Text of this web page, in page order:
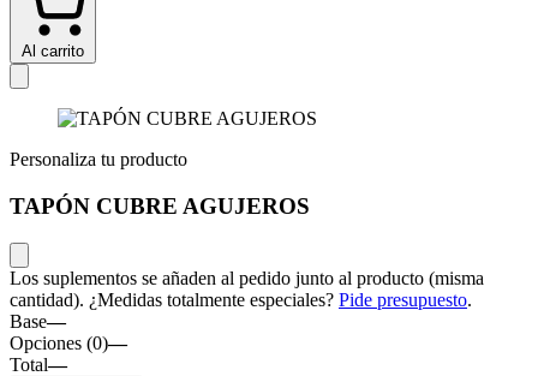
Al carrito
Personaliza tu producto
TAPÓN CUBRE AGUJEROS
Los suplementos se añaden al pedido junto al producto (misma
cantidad). ¿Medidas totalmente especiales? Pide presupuesto.
Base—
Opciones (0)—
Total—